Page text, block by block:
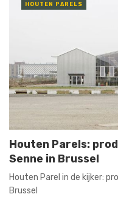
HOUTEN PARELS
Houten Parels:
Senne in Brussel
Houten Parel in de kijker:
Brussel